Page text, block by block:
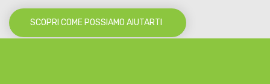
SCOPRI COME POSSIAMO AIUTARTI